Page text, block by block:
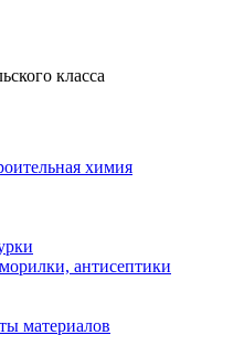
класса
химия
антисептики
материалов